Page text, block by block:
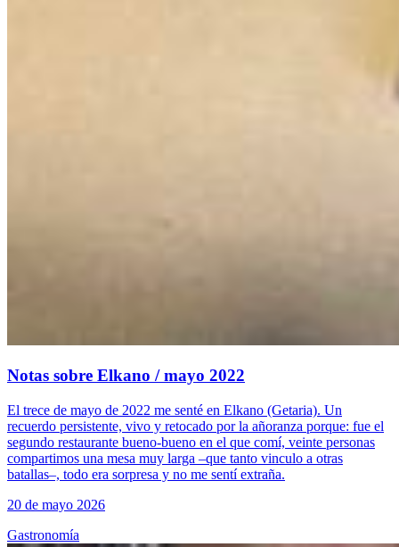
Notas sobre Elkano / mayo 2022
El trece de mayo de 2022 me senté en Elkano (Getaria). Un
recuerdo persistente, vivo y retocado por la añoranza porque: fue el
segundo restaurante bueno-bueno en el que comí, veinte personas
compartimos una mesa muy larga –que tanto vinculo a otras
batallas–, todo era sorpresa y no me sentí extraña.
20 de mayo 2026
Gastronomía